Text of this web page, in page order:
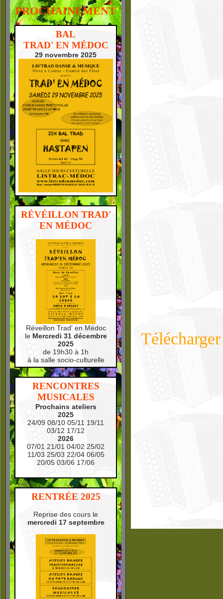
PROCHAINEMENT
BAL
TRAD' EN MÉDOC
29 novembre 2025
RÉVÉILLON TRAD'
EN MÉDOC
Réveillon Trad' en Médoc
le Mercredi 31 décembre
2025
de 19h30 à 1h
à la salle socio-culturelle
RENCONTRES
MUSICALES
Prochains ateliers
2025
24/09 08/10 05/11 19/11
03/12 17/12
2026
07/01 21/01 04/02 25/02
11/03 25/03 22/04 06/05
20/05 03/06 17/06
RENTRÉE 2025
Reprise des cours le
mercredi 17 septembre
Télécharger